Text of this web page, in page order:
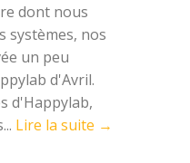
dont nous
systèmes, nos
un peu
d'Avril.
d'Happylab,
Lire la suite →